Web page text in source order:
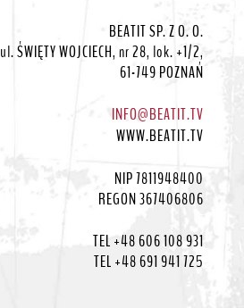
BEATIT SP. Z O. O.
ul. ŚWIĘTY WOJCIECH, nr 28, lok. +1/2,
61-749 POZNAŃ
INFO@BEATIT.TV
WWW.BEATIT.TV
NIP 7811948400
REGON 367406806
TEL +48 606 108 931
TEL +48 691 941 725